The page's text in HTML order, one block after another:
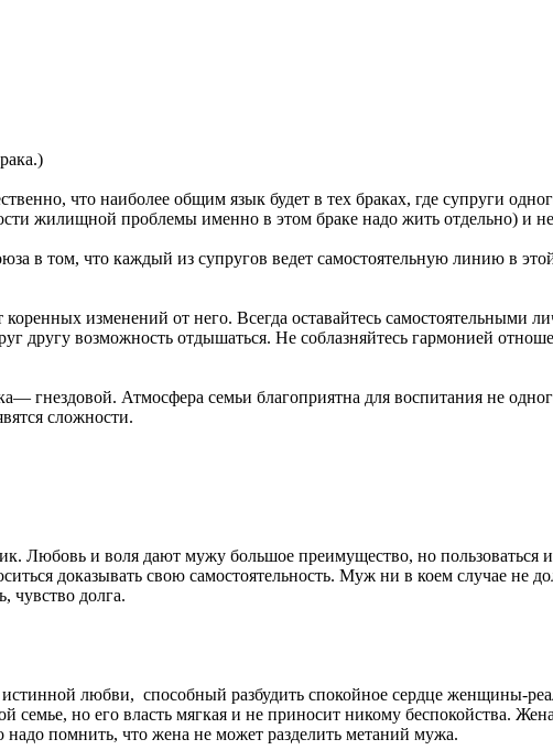
что наиболее общим язык будет в тех браках, где супруги
жилищной проблемы именно в этом браке надо жить отдельно) и
в том, что каждый из супругов ведет самостоятельную линию в
изменений от него. Всегда оставайтесь самостоятельными
другу возможность отдышаться. Не соблазняйтесь гармонией
гнездовой. Атмосфера семьи благоприятна для воспитания не
сложности.
Любовь и воля дают мужу большое преимущество, но пользоваться
доказывать свою самостоятельность. Муж ни в коем случае не
чувство долга.
любви, способный разбудить спокойное сердце женщины-
но его власть мягкая и не приносит никому беспокойства.
помнить, что жена не может разделить метаний мужа.